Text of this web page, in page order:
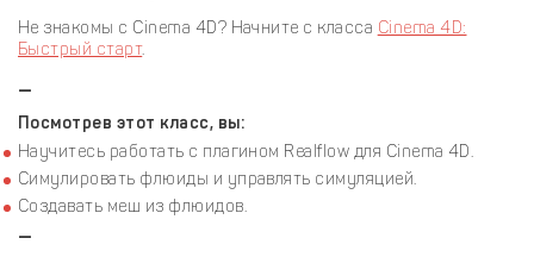
Не знакомы с Cinema 4D? Начните с класса Cinema 4D:
Быстрый старт.
—
Посмотрев этот класс, вы:
Научитесь работать с плагином Realflow для Cinema 4D.
Cимулировать флюиды и управлять симуляцией.
Создавать меш из флюидов.
—